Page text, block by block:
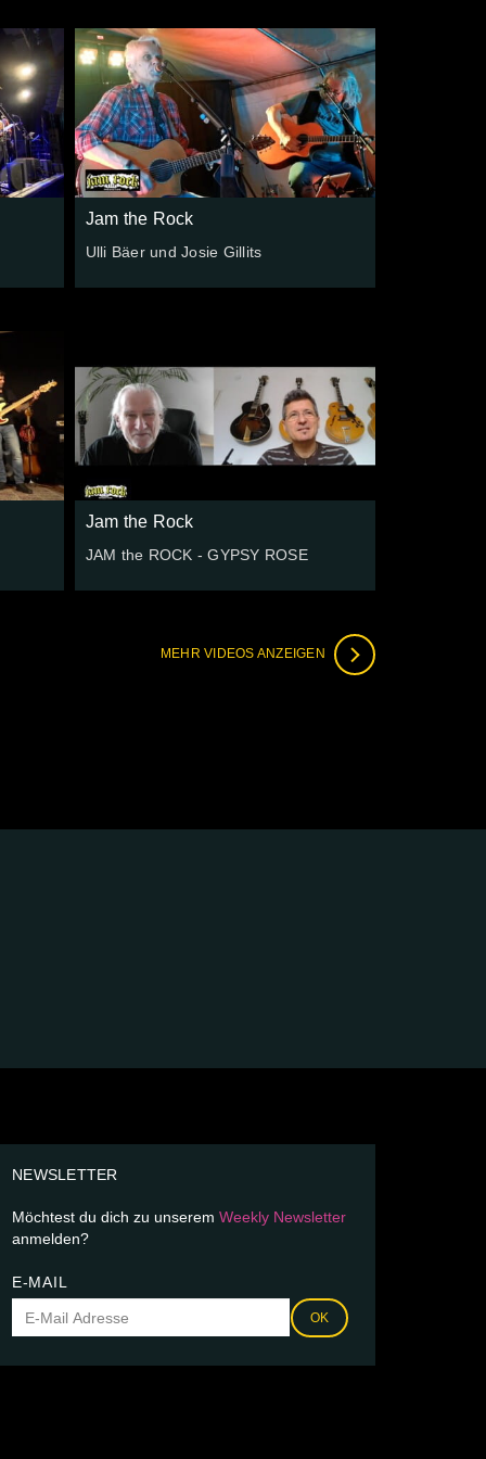
Jam the Rock
Ulli Bäer und Josie Gillits
Jam the Rock
JAM the ROCK - GYPSY ROSE
MEHR VIDEOS ANZEIGEN
NEWSLETTER
Möchtest du dich zu unserem Weekly Newsletter
anmelden?
E-MAIL
OK